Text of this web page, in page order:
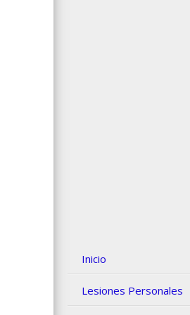
Inicio
Lesiones Personales